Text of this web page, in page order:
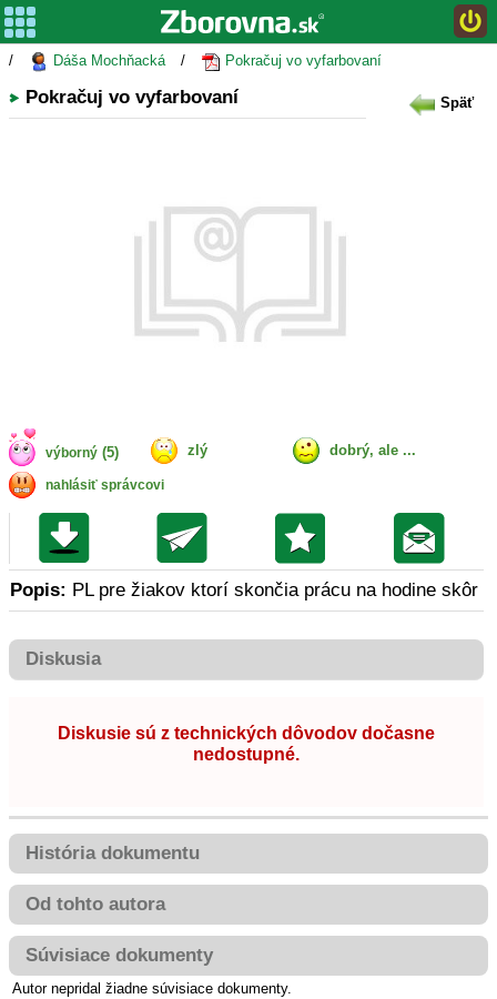
/ Dáša Mochňacká / Pokračuj vo vyfarbovaní
Pokračuj vo vyfarbovaní Späť
výborný (5) zlý dobrý, ale ...
nahlásiť správcovi
Popis: PL pre žiakov ktorí skončia prácu na hodine skôr
Diskusia
Diskusie sú z technických dôvodov dočasne
nedostupné.
História dokumentu
Od tohto autora
Súvisiace dokumenty
Autor nepridal žiadne súvisiace dokumenty.